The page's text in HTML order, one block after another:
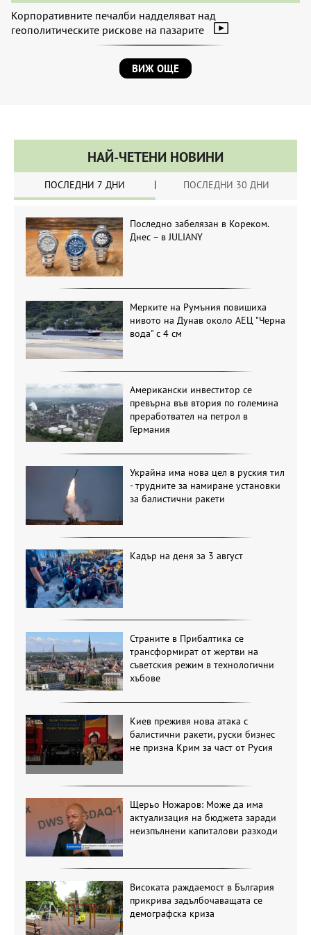
Корпоративните печалби надделяват над
геополитическите рискове на пазарите
ВИЖ ОЩЕ
НАЙ-ЧЕТЕНИ НОВИНИ
ПОСЛЕДНИ 7 ДНИ ПОСЛЕДНИ 30 ДНИ
Последно забелязан в Кореком.
Днес – в JULIANY
Мерките на Румъния повишиха
нивото на Дунав около АЕЦ "Черна
вода" с 4 см
Американски инвеститор се
превърна във втория по големина
преработвател на петрол в
Германия
Украйна има нова цел в руския тил
- трудните за намиране установки
за балистични ракети
Кадър на деня за 3 август
Страните в Прибалтика се
трансформират от жертви на
съветския режим в технологични
хъбове
Киев преживя нова атака с
балистични ракети, руски бизнес
не призна Крим за част от Русия
Щерьо Ножаров: Може да има
актуализация на бюджета заради
неизпълнени капиталови разходи
Високата раждаемост в България
прикрива задълбочаващата се
демографска криза